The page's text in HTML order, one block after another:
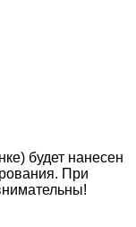
будет нанесен
При